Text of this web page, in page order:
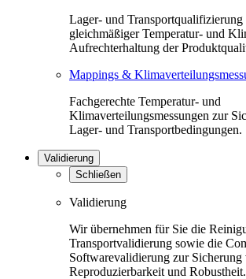
Lager- und
gleichmäßiger Temperatur- und
Aufrechterhaltung der
Mappings &
Fachgerechte Temperatur- und
Klimaverteilungsmessungen zur
Lager- und Transportbedingungen.
Validierung
Schließen
Validierung
Wir übernehmen für Sie die
Transportvalidierung sowie die
Softwarevalidierung zur Sicherung
Reproduzierbarkeit und Robustheit.